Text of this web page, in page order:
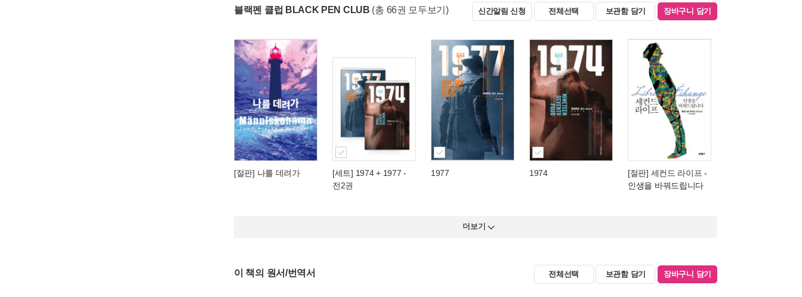
블랙펜 클럽 BLACK PEN CLUB (총 66권 모두보기) 신간알림 신청 전체선택 보관함 담기 장바구니 담기
[절판] 나를 데려가
[세트] 1974 + 1977 -
전2권
1977 1974 [절판] 세컨드 라이프 -
인생을 바꿔드립니다
더보기
이 책의 원서/번역서 전체선택 보관함 담기 장바구니 담기